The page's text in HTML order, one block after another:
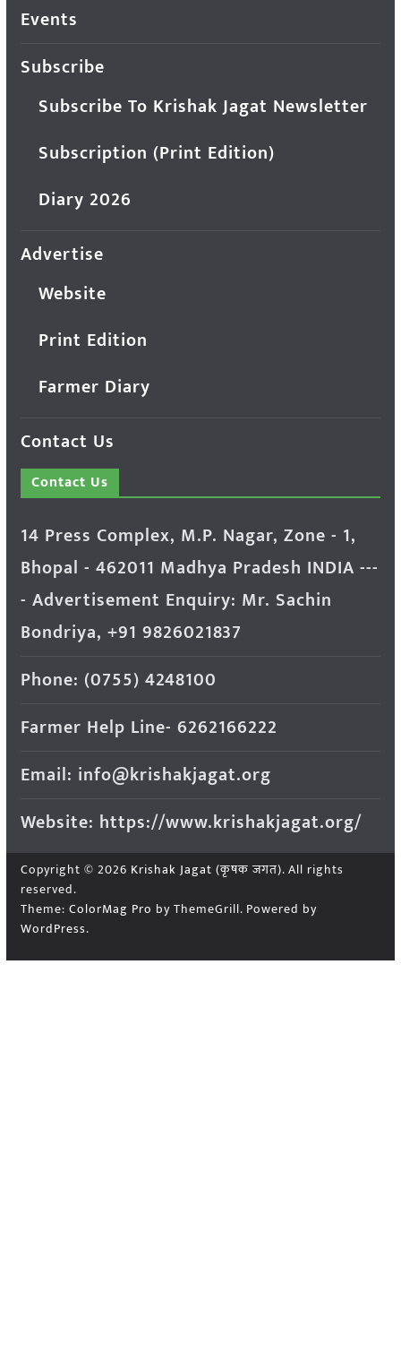
Events
Subscribe
Subscribe To Krishak Jagat Newsletter
Subscription (Print Edition)
Diary 2026
Advertise
Website
Print Edition
Farmer Diary
Contact Us
Contact Us
14 Press Complex, M.P. Nagar, Zone - 1,
Bhopal - 462011 Madhya Pradesh INDIA ---
- Advertisement Enquiry: Mr. Sachin
Bondriya, +91 9826021837
Phone: (0755) 4248100
Farmer Help Line- 6262166222
Email: info@krishakjagat.org
Website: https://www.krishakjagat.org/
Copyright © 2026 Krishak Jagat (कृषक जगत). All rights
reserved.
Theme: ColorMag Pro by ThemeGrill. Powered by
WordPress.